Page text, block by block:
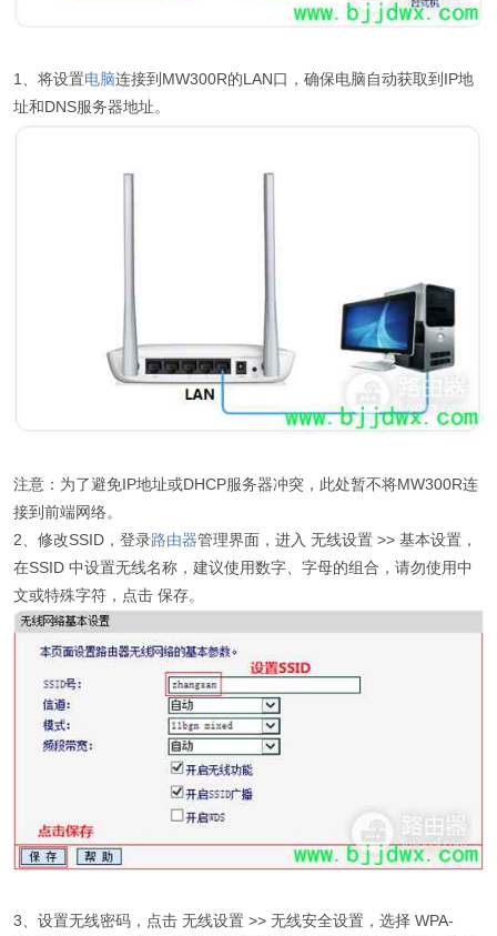
1、将设置电脑连接到MW300R的LAN口，确保电脑自动获取到IP地
址和DNS服务器地址。
注意：为了避免IP地址或DHCP服务器冲突，此处暂不将MW300R连
接到前端网络。
2、修改SSID，登录路由器管理界面，进入 无线设置 >> 基本设置，
在SSID 中设置无线名称，建议使用数字、字母的组合，请勿使用中
文或特殊字符，点击 保存。
3、设置无线密码，点击 无线设置 >> 无线安全设置，选择 WPA-